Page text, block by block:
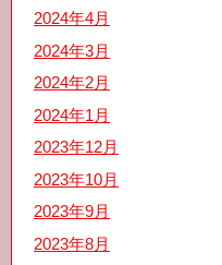
2024年4月
2024年3月
2024年2月
2024年1月
2023年12月
2023年10月
2023年9月
2023年8月